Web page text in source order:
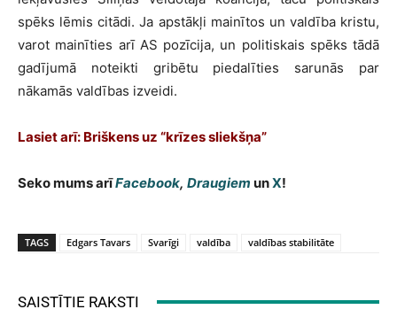
spēks lēmis citādi. Ja apstākļi mainītos un valdība kristu,
varot mainīties arī AS pozīcija, un politiskais spēks tādā
gadījumā noteikti gribētu piedalīties sarunās par
nākamās valdības izveidi.
Lasiet arī: Briškens uz “krīzes sliekšņa”
Seko mums arīFacebook, Draugiem unX!
TAGS Edgars Tavars Svarīgi valdība valdības stabilitāte
SAISTĪTIE RAKSTI